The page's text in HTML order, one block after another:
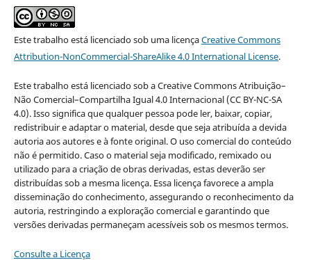
Este trabalho está licenciado sob uma licençaCreative Commons
Attribution-NonCommercial-ShareAlike 4.0 International License.
Este trabalho está licenciado sob a Creative Commons Atribuição–
Não Comercial–Compartilha Igual 4.0 Internacional (CC BY-NC-SA
4.0). Isso significa que qualquer pessoa pode ler, baixar, copiar,
redistribuir e adaptar o material, desde que seja atribuída a devida
autoria aos autores e à fonte original. O uso comercial do conteúdo
não é permitido. Caso o material seja modificado, remixado ou
utilizado para a criação de obras derivadas, estas deverão ser
distribuídas sob a mesma licença. Essa licença favorece a ampla
disseminação do conhecimento, assegurando o reconhecimento da
autoria, restringindo a exploração comercial e garantindo que
versões derivadas permaneçam acessíveis sob os mesmos termos.
Consulte a Licença